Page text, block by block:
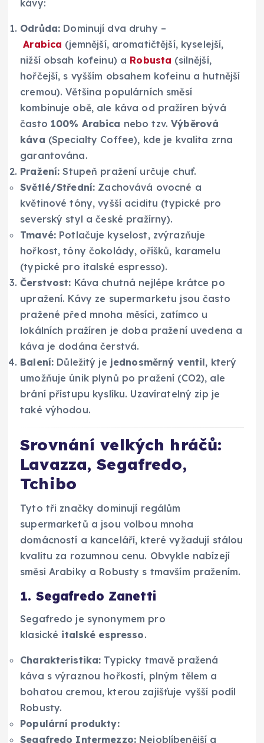
kávy:
Odrůda: Dominují dva druhy –
Arabica (jemnější, aromatičtější, kyselejší,
nižší obsah kofeinu) a Robusta (silnější,
hořčejší, s vyšším obsahem kofeinu a hutnější
cremou). Většina populárních směsí
kombinuje obě, ale káva od pražíren bývá
často 100% Arabica nebo tzv.Výběrová
káva (Specialty Coffee), kde je kvalita zrna
garantována.
Pražení: Stupeň pražení určuje chuť.
Světlé/Střední: Zachovává ovocné a
květinové tóny, vyšší aciditu (typické pro
severský styl a české pražírny).
Tmavé:Potlačuje kyselost, zvýrazňuje
hořkost, tóny čokolády, oříšků, karamelu
(typické pro italské espresso).
Čerstvost: Káva chutná nejlépe krátce po
upražení. Kávy ze supermarketu jsou často
pražené před mnoha měsíci, zatímco u
lokálních pražíren je doba pražení uvedena a
káva je dodána čerstvá.
Balení: Důležitý je jednosměrný ventil, který
umožňuje únik plynů po pražení (CO2), ale
brání přístupu kyslíku. Uzavíratelný zip je
také výhodou.
Srovnání velkých hráčů:
Lavazza, Segafredo,
Tchibo
Tyto tři značky dominují regálům
supermarketů a jsou volbou mnoha
domácností a kanceláří, které vyžadují stálou
kvalitu za rozumnou cenu. Obvykle nabízejí
směsi Arabiky a Robusty s tmavším pražením.
1. Segafredo Zanetti
Segafredo je synonymem pro
klasické italské espresso.
Charakteristika: Typicky tmavě pražená
káva s výraznou hořkostí, plným tělem a
bohatou cremou, kterou zajišťuje vyšší podíl
Robusty.
Populární produkty:
Segafredo Intermezzo: Nejoblíbenější a